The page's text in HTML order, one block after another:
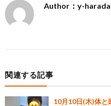
Author：y-harada
関連する記事
10月10日(木)体と